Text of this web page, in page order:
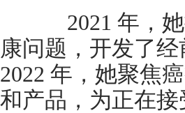
2021 年，她
康问题，开发了
2022 年，她聚焦
和产品，为正在